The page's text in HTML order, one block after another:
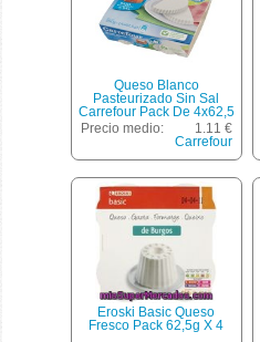
Queso Blanco
Pasteurizado Sin Sal
Carrefour Pack De 4x62,5
G.
Precio medio:
1.11 €
Carrefour
Eroski Basic Queso
Fresco Pack 62,5g X 4